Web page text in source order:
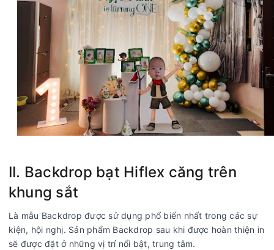
II. Backdrop bạt Hiflex căng trên
khung sắt
Là mẫu Backdrop được sử dụng phổ biến nhất trong các sự
kiện, hội nghị. Sản phẩm Backdrop sau khi được hoàn thiện in
sẽ được đặt ở những vị trí nổi bật, trung tâm.